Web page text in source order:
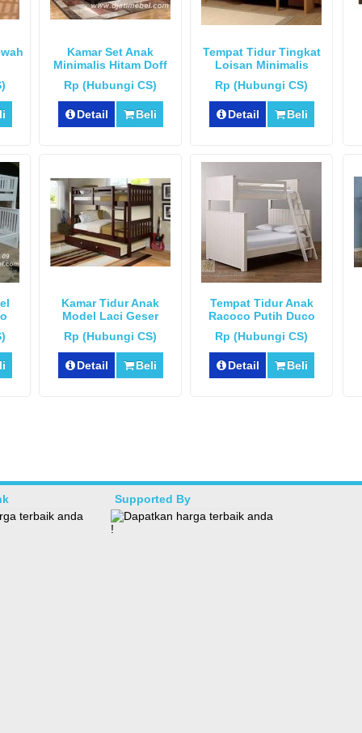
Kamar Set Anak
Minimalis Hitam Doff
Rp (Hubungi CS)
Detail Beli
Tempat Tidur Tingkat
Loisan Minimalis
Rp (Hubungi CS)
Detail Beli
Kamar Tidur Anak
Model Laci Geser
Rp (Hubungi CS)
Detail Beli
Tempat Tidur Anak
Racoco Putih Duco
Rp (Hubungi CS)
Detail Beli
Supported By